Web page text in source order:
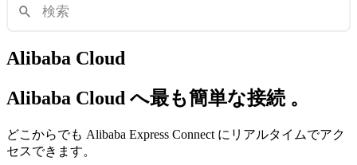
Alibaba Cloud
Alibaba Cloud へ最も簡単な接続 。
どこからでも Alibaba Express Connect にリアルタイムでアク
セスできます。